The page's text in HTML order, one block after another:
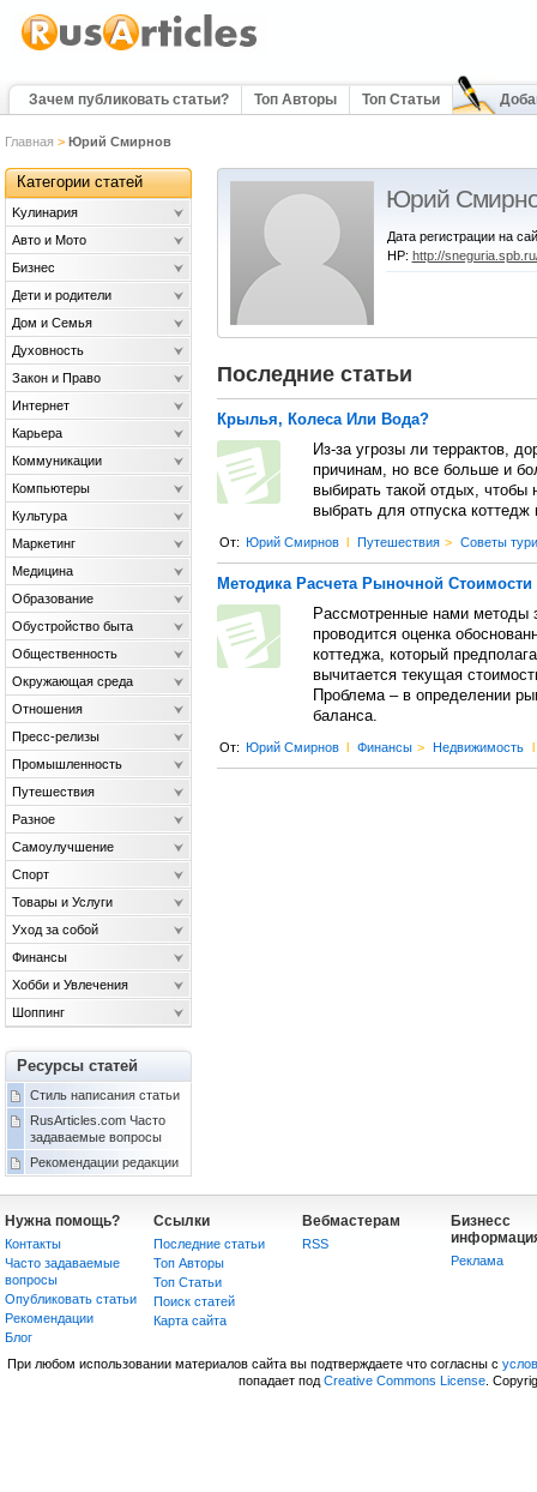
Зачем публиковать статьи? Топ Авторы Топ Статьи
Главная > Юрий Смирнов
Юрий
Дата регистрации на
HP: http://
Последние статьи
Крылья, Колеса Или Вода?
Из-за угрозы ли террактов,
причинам, но все больше и
выбирать такой отдых,
выбрать для отпуска коттедж
От: Юрий Смирнов l Путешествия > Советы
Методика Расчета Рыночной
Рассмотренные нами методы
проводится оценка
коттеджа, который
вычитается текущая
Проблема – в определении
баланса.
От: Юрий Смирнов l Финансы > Недвижимость l
Категории статей
Kулинария
Авто и Мото
Бизнес
Дети и родители
Дом и Семья
Духовность
Закон и Право
Интернет
Карьера
Коммуникации
Компьютеры
Культура
Маркетинг
Медицина
Образование
Обустройство быта
Общественность
Окружающая среда
Отношения
Пресс-релизы
Промышленность
Путешествия
Разное
Самоулучшение
Спорт
Товары и Услуги
Уход за собой
Финансы
Хобби и Увлечения
Шоппинг
Ресурсы статей
Стиль написания статьи
RusArticles.com Часто
задаваемые вопросы
Рекомендации редакции
Нужна помощь?
Контакты
Часто задаваемые
вопросы
Опубликовать статьи
Рекомендации
Блог
Ссылки
Последние статьи
Топ Авторы
Топ Статьи
Поиск статей
Карта сайта
Вебмастерам
RSS
Бизнесс
Реклама
При любом использовании материалов сайта вы подтверждаете что согласны с
попадает под Creative Commons License.